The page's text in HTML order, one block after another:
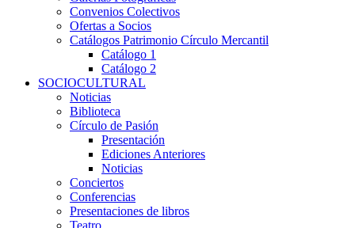
Convenios Colectivos
Ofertas a Socios
Catálogos Patrimonio Círculo Mercantil
Catálogo 1
Catálogo 2
SOCIOCULTURAL
Noticias
Biblioteca
Círculo de Pasión
Presentación
Ediciones Anteriores
Noticias
Conciertos
Conferencias
Presentaciones de libros
Teatro